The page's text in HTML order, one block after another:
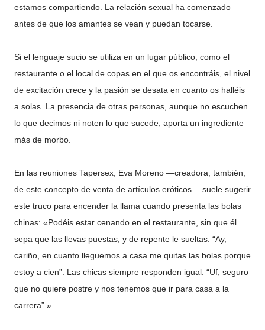
estamos compartiendo. La relación sexual ha comenzado
antes de que los amantes se vean y puedan tocarse.
Si el lenguaje sucio se utiliza en un lugar público, como el
restaurante o el local de copas en el que os encontráis, el nivel
de excitación crece y la pasión se desata en cuanto os halléis
a solas. La presencia de otras personas, aunque no escuchen
lo que decimos ni noten lo que sucede, aporta un ingrediente
más de morbo.
En las reuniones Tapersex, Eva Moreno —creadora, también,
de este concepto de venta de artículos eróticos— suele sugerir
este truco para encender la llama cuando presenta las bolas
chinas: «Podéis estar cenando en el restaurante, sin que él
sepa que las llevas puestas, y de repente le sueltas: “Ay,
cariño, en cuanto lleguemos a casa me quitas las bolas porque
estoy a cien”. Las chicas siempre responden igual: “Uf, seguro
que no quiere postre y nos tenemos que ir para casa a la
carrera”.»